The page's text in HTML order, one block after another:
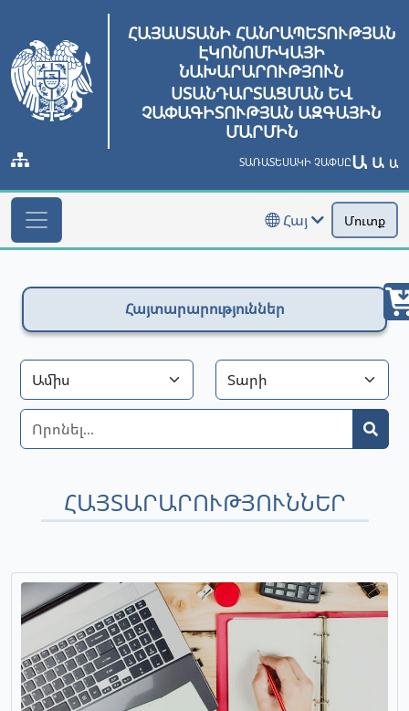
ՀԱՅԱՍՏԱՆԻ ՀԱՆՐԱՊԵՏՈՒԹՅԱՆ
ԷԿՈՆՈՄԻԿԱՅԻ
ՆԱԽԱՐԱՐՈՒԹՅՈՒՆ
ՍՏԱՆԴԱՐՏԱՑՄԱՆ ԵՎ
ՉԱՓԱԳԻՏՈՒԹՅԱՆ ԱԶԳԱՅԻՆ
ՄԱՐՄԻՆ
ՏԱՌԱՏԵՍԱԿԻ ՉԱՓՍԸԱ Ա Ա
Հայ Մուտք
Հայտարարություններ
ՀԱՅՏԱՐԱՐՈՒԹՅՈՒՆՆԵՐ